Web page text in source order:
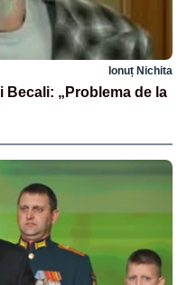
Ionuț Nichita
Becali: „Problema de la